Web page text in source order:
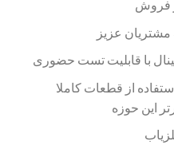
مشتریان عزیز
با قابلیت تست حضوری
از قطعات کاملا
این حوزه